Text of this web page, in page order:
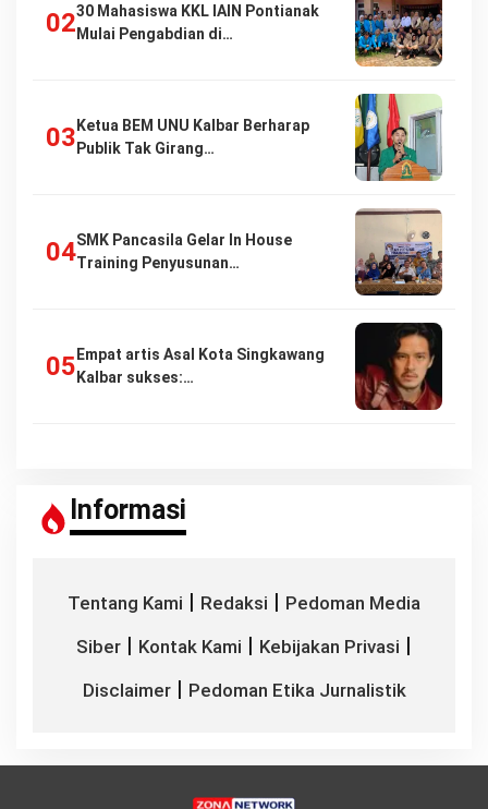
30 Mahasiswa KKL IAIN Pontianak
Mulai Pengabdian di…
Ketua BEM UNU Kalbar Berharap
Publik Tak Girang…
SMK Pancasila Gelar In House
Training Penyusunan…
Empat artis Asal Kota Singkawang
Kalbar sukses:…
Informasi
Tentang Kami | Redaksi | Pedoman Media
Siber | Kontak Kami | Kebijakan Privasi |
Disclaimer| Pedoman Etika Jurnalistik